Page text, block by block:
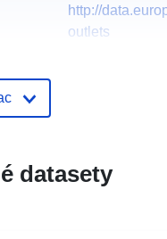
http://
outlets
datasety